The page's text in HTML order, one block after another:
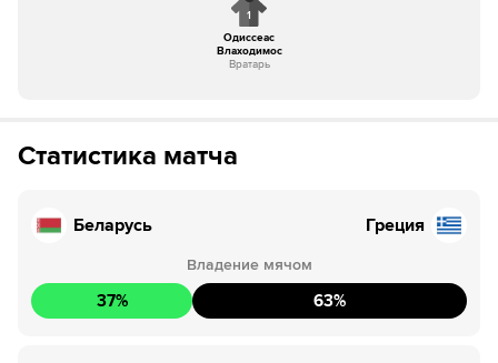
1
Одиссеас
Влаходимос
Вратарь
Статистика матча
Беларусь Греция
Владение мячом
37% 63%